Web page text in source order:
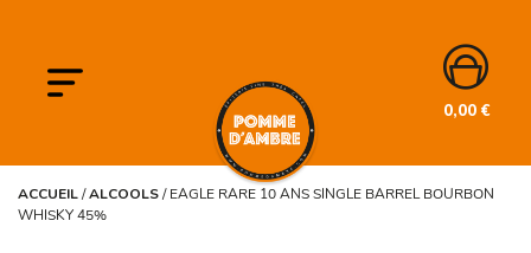
0,00 €
ACCUEIL/ALCOOLS/EAGLE RARE 10 ANS SINGLE BARREL BOURBON
WHISKY 45%